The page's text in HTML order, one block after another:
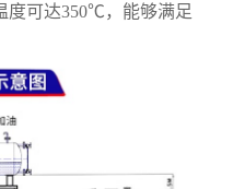
度可达350℃，能够满足